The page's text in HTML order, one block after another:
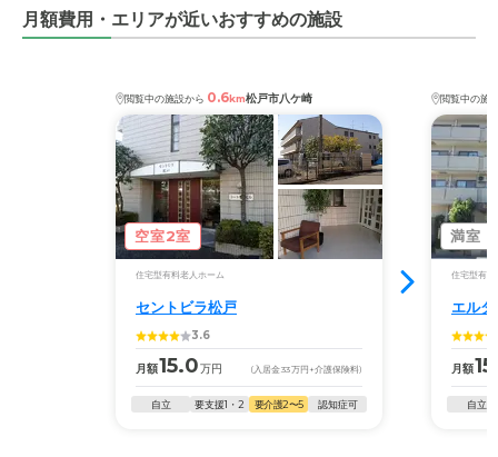
サポートが受けられた。介護状態が軽ければ同じ内容の介
護は受けられなかったと思う。少し高いとも感じるが体力
月額費用・エリアが近いおすすめの施設
閲覧中の施設から 0.6km松戸市八ケ崎
空室2室
住宅型有料老人ホーム
セントビラ松戸
3.6
月額15.0万円 (入居金33万円 +介護保険料)
自立 要支援1・2 要介護2〜5 認知症可
閲覧中の施
満室
住宅型有料
エル
月額
自立